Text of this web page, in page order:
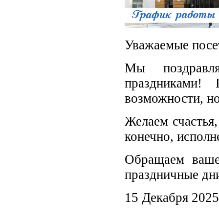
Уважаемые
Мы
возможности,
Желаем
конечно,
Обращаем
праздничные
15 Декабря 2025